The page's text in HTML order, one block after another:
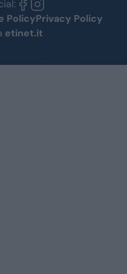
PolicyPrivacy Policy
etinet.it